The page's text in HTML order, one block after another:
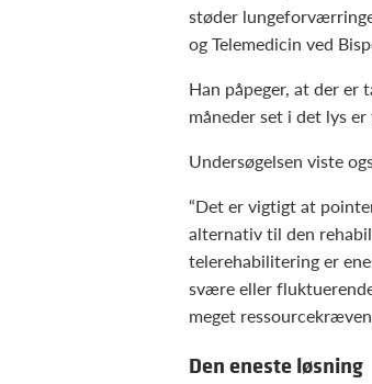
støder
og Telemedicin ved
Han påpeger, at der er
måneder set i det lys
Undersøgelsen viste
“Det er vigtigt at
alternativ til den
telerehabilitering er
svære eller
meget
Den eneste løsning